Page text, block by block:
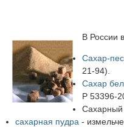
В России
Сахар-
21-94).
Сахар
Р 53396-
Сахарный
сахарная пудра -